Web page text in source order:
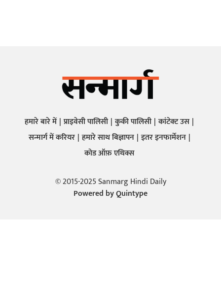
हमारे बारे में प्राइवेसी पालिसी कुकी पालिसी कांटेक्ट उस
सन्मार्ग में करियर हमारे साथ बिज्ञापन इतर इनफार्मेशन
कोड ऑफ़ एथिक्स
© 2015-2025 Sanmarg Hindi Daily
Powered byQuintype